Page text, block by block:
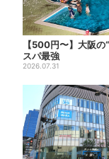
【500円〜】大阪
スパ最強
2026.07.31